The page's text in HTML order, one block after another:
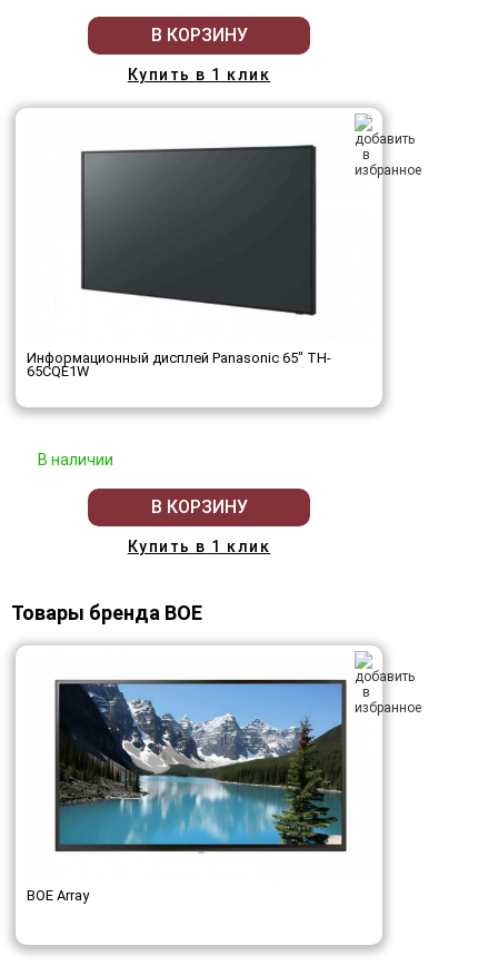
В КОРЗИНУ
Купить в 1 клик
Информационный дисплей Panasonic 65" TH-
65CQE1W
В наличии
В КОРЗИНУ
Купить в 1 клик
Товары бренда BOE
BOE Array